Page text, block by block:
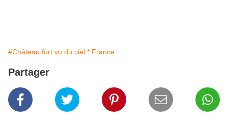
#Château fort vu du ciel * France
Partager